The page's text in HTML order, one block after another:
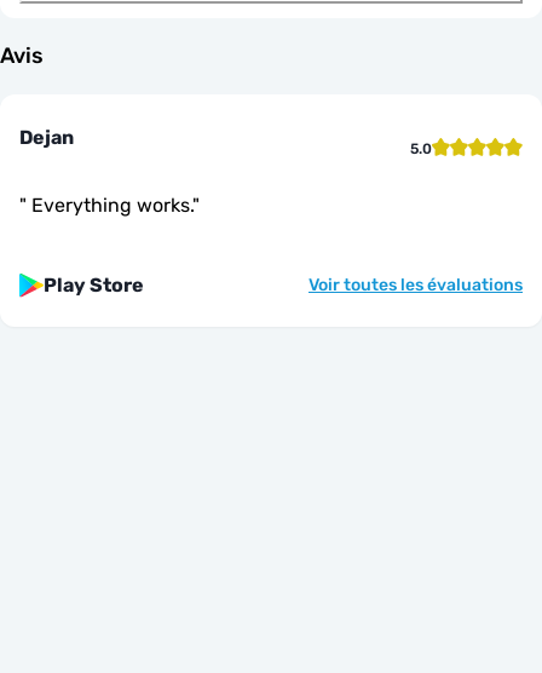
Avis
Dejan 5.0
" Everything works."
Play Store Voir toutes les évaluations